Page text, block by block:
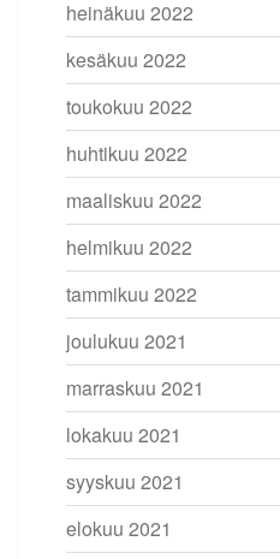
heinäkuu 2022
kesäkuu 2022
toukokuu 2022
huhtikuu 2022
maaliskuu 2022
helmikuu 2022
tammikuu 2022
joulukuu 2021
marraskuu 2021
lokakuu 2021
syyskuu 2021
elokuu 2021